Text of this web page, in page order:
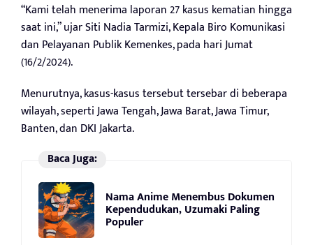
“Kami telah menerima laporan 27 kasus kematian hingga
saat ini,” ujar Siti Nadia Tarmizi, Kepala Biro Komunikasi
dan Pelayanan Publik Kemenkes, pada hari Jumat
(16/2/2024).
Menurutnya, kasus-kasus tersebut tersebar di beberapa
wilayah, seperti Jawa Tengah, Jawa Barat, Jawa Timur,
Banten, dan DKI Jakarta.
Baca Juga:
Nama Anime Menembus Dokumen
Kependudukan, Uzumaki Paling
Populer